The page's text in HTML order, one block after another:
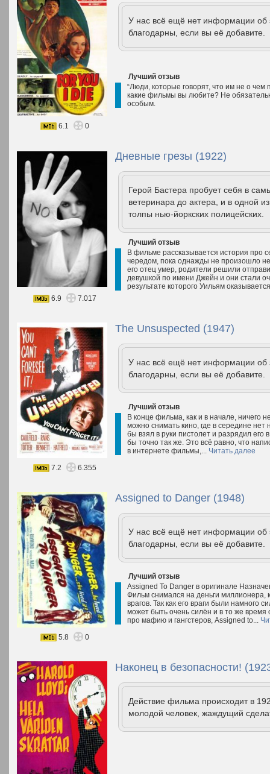
У нас всё ещё нет информации
благодарны, если вы её добавите.
Лучший отзыв
“Люди, которые говорят, что им не о
какие фильмы вы любите? Не
особым.
6.1 0
Дневные грезы (1922)
Герой Бастера пробует себя в
ветеринара до актера, и в одной
толпы нью-йоркских полицейских.
Лучший отзыв
В фильме рассказывается история про
чередом, пока однажды не произошло
его отец умер, родители решили
девушкой по имени Джейн и они стали
результате которого Уильям
6.9
7.017
The Unsuspected (1947)
У нас всё ещё нет информации
благодарны, если вы её добавите.
Лучший отзыв
В конце фильма, как и в начале, ничего
можно снимать кино, где в середине
бы взял в руки пистолет и разрядил его
бы точно так же. Это всё равно, что
в интернете фильмы,... Читать далее
7.2
6.355
Assigned to Danger (1948)
У нас всё ещё нет информации
благодарны, если вы её добавите.
Лучший отзыв
Assigned To Danger в оригинале
Фильм снимался на деньги миллионера,
врагов. Так как его враги были намного
может быть очень силён и в то же время
про мафию и гангстеров, Assigned to...
5.8
0
Наконец в безопасности!
Действие фильма происходит в
молодой человек, жаждущий